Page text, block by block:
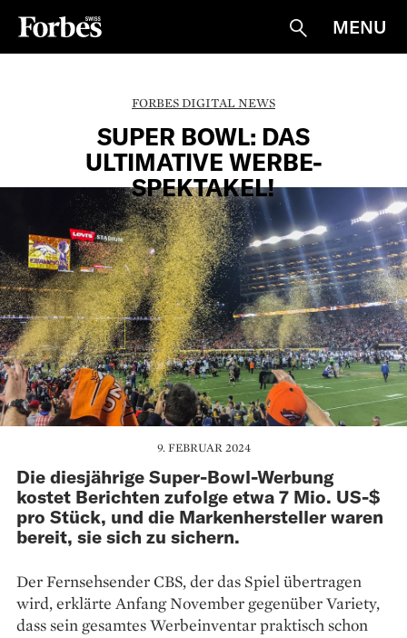
Suche
MENU
FORBES DIGITAL NEWS
SUPER BOWL: DAS
ULTIMATIVE WERBE-
SPEKTAKEL!
9. FEBRUAR 2024
Die diesjährige Super-Bowl-Werbung
kostet Berichten zufolge etwa 7 Mio. US-$
pro Stück, und die Markenhersteller waren
bereit, sie sich zu sichern.
Der Fernsehsender CBS, der das Spiel übertragen
wird, erklärte Anfang November gegenüber Variety,
dass sein gesamtes Werbeinventar praktisch schon